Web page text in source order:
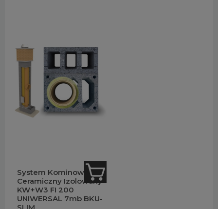
System Kominowy
Ceramiczny Izolowany
KW+W3 FI 200
UNIWERSAL 7mb BKU-